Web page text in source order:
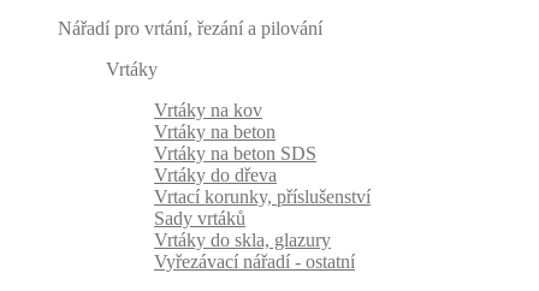
Nářadí pro vrtání, řezání a pilování
Vrtáky
Vrtáky na kov
Vrtáky na beton
Vrtáky na beton SDS
Vrtáky do dřeva
Vrtací korunky, příslušenství
Sady vrtáků
Vrtáky do skla, glazury
Vyřezávací nářadí - ostatní